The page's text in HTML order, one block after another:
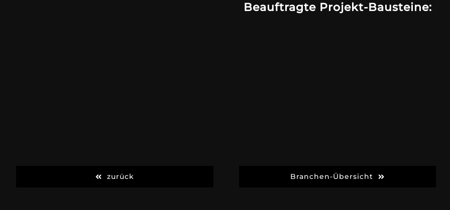
Beauftragte Projekt-Bausteine:
zurück Branchen-Übersicht